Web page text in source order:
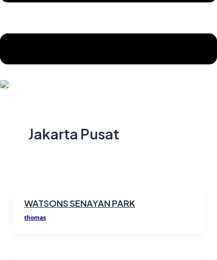
Jakarta Pusat
WATSONS SENAYAN PARK
thomas